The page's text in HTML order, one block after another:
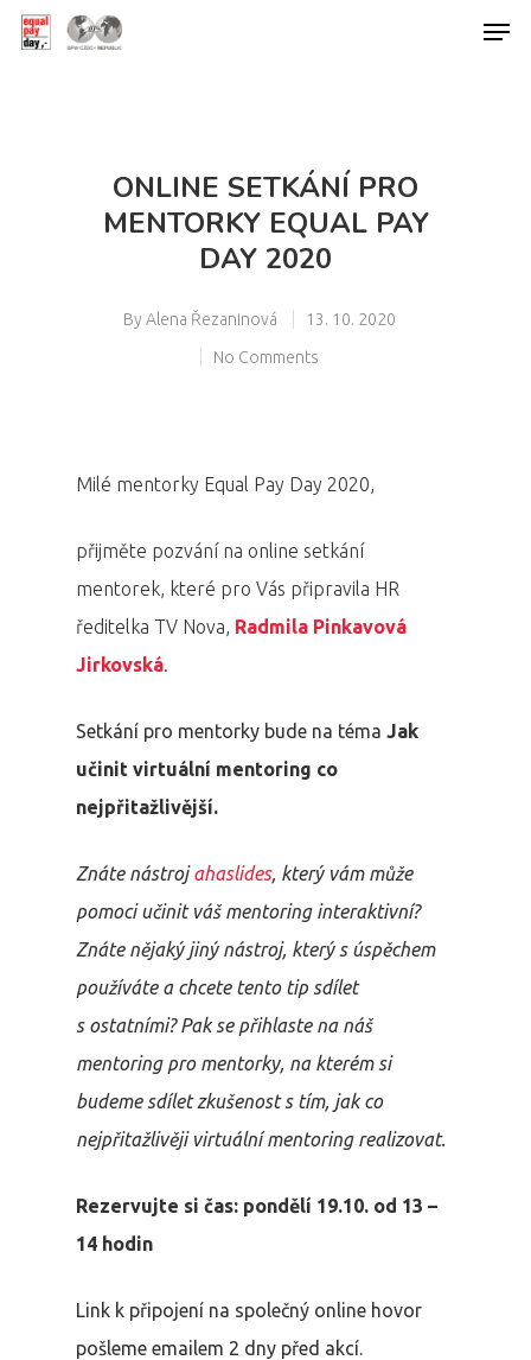
ONLINE SETKÁNÍ PRO
MENTORKY EQUAL PAY
DAY 2020
By Alena Řezaninová
13. 10. 2020
No Comments
Milé mentorky Equal Pay Day 2020,
přijměte pozvání na online setkání
mentorek, které pro Vás připravila HR
ředitelka TV Nova, Radmila Pinkavová
Jirkovská.
Setkání pro mentorky bude na téma Jak
učinit virtuální mentoring co
nejpřitažlivější.
Znáte nástrojahaslides, který vám může
pomoci učinit váš mentoring interaktivní?
Znáte nějaký jiný nástroj, který s úspěchem
používáte a chcete tento tip sdílet
s ostatními? Pak se přihlaste na náš
mentoring pro mentorky, na kterém si
budeme sdílet zkušenost s tím, jak co
nejpřitažlivěji virtuální mentoring realizovat.
Rezervujte si čas: pondělí 19.10. od 13 –
14 hodin
Link k připojení na společný online hovor
pošleme emailem 2 dny před akcí.